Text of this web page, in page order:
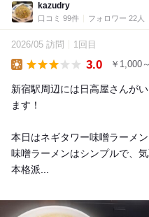
kazudry
口コミ 99件 フォロワー 22人
2026/05 訪問 1回目
3.0 ￥1,000
新宿駅周辺には日高屋さんが
ます！
本日はネギタワー味噌ラーメ
味噌ラーメンはシンプルで、
本格派...